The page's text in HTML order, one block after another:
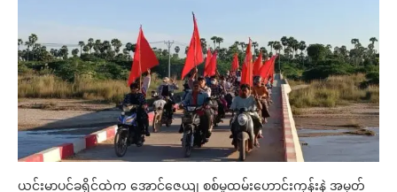
ယင်းမာပင်ခရိုင်ထဲက အောင်ဇေယျ စစ်မှုထမ်းဟောင်းကုန်းနဲ့ အမှတ်